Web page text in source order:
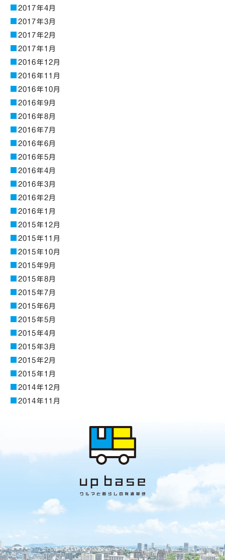
2017年4月
2017年3月
2017年2月
2017年1月
2016年12月
2016年11月
2016年10月
2016年9月
2016年8月
2016年7月
2016年6月
2016年5月
2016年4月
2016年3月
2016年2月
2016年1月
2015年12月
2015年11月
2015年10月
2015年9月
2015年8月
2015年7月
2015年6月
2015年5月
2015年4月
2015年3月
2015年2月
2015年1月
2014年12月
2014年11月